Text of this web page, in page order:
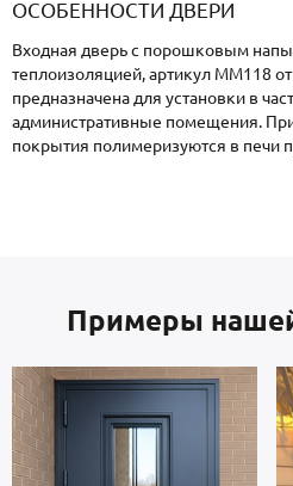
ОСОБЕННОСТИ ДВЕРИ
Входная дверь с порошковым
теплоизоляцией, артикул ММ118
предназначена для установки в
административные помещения.
покрытия полимеризуются в печи
поэтому поверхность имеет
и царапинам, перепадам
выбрать цвет и фактуру
образцов у
В основе двери — стальные листы
отечественного производства,
Примеры